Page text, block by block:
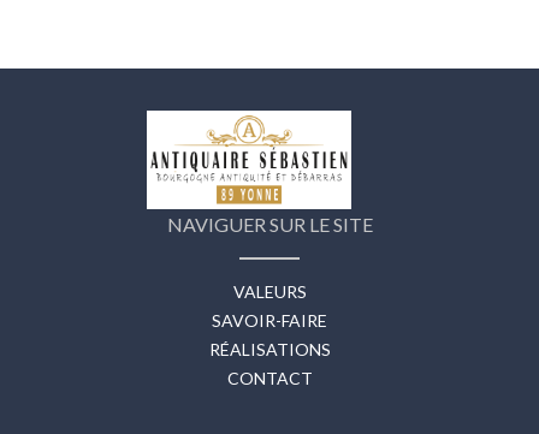
NAVIGUER SUR LE SITE
VALEURS
SAVOIR-FAIRE
RÉALISATIONS
CONTACT